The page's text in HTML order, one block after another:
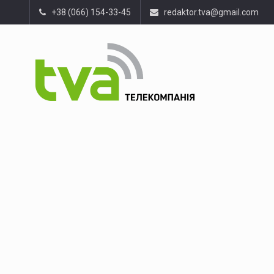
+38 (066) 154-33-45 redaktor.tva@gmail.com